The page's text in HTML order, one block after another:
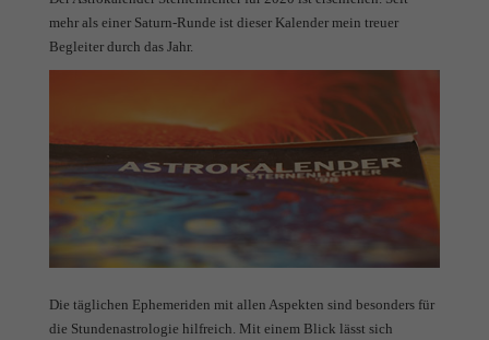
mehr als einer Saturn-Runde ist dieser Kalender mein treuer
Begleiter durch das Jahr.
Die täglichen Ephemeriden mit allen Aspekten sind besonders für
die Stundenastrologie hilfreich. Mit einem Blick lässt sich